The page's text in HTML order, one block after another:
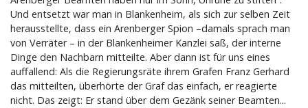
Und entsetzt war man in Blankenheim, als sich zur selben Zeit
herausstellte, dass ein Arenberger Spion –damals sprach man
von Verräter – in der Blankenheimer Kanzlei saß, der interne
Dinge den Nachbarn mitteilte. Aber dann ist für uns eines
auffallend: Als die Regierungsräte ihrem Grafen Franz Gerhard
das mitteilten, überhörte der Graf das einfach, er reagierte
nicht. Das zeigt: Er stand über dem Gezänk seiner Beamten...